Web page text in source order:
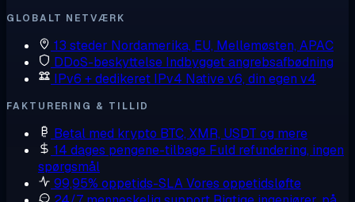
GLOBALT NETVÆRK
13 steder Nordamerika, EU, Mellemøsten, APAC
DDoS-beskyttelse Indbygget angrebsafbødning
IPv6 + dedikeret IPv4 Native v6, din egen v4
FAKTURERING & TILLID
Betal med krypto BTC, XMR, USDT og mere
14 dages pengene-tilbage Fuld refundering, ingen
spørgsmål
99,95% oppetids-SLAVores oppetidsløfte